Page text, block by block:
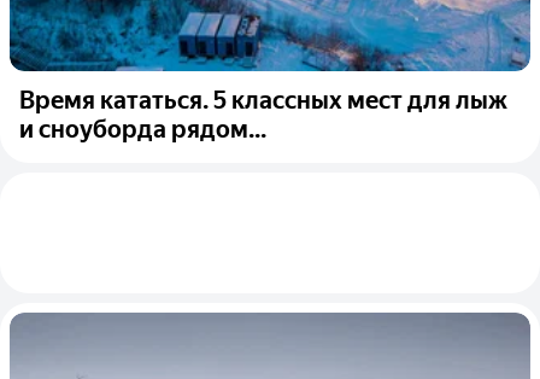
Время кататься. 5 классных мест для лыж
и сноуборда рядом...